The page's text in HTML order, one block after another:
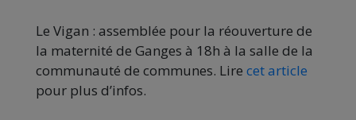
Le Vigan : assemblée pour la réouverture de
la maternité de Ganges à 18h à la salle de la
communauté de communes. Lire cet article
pour plus d’infos.